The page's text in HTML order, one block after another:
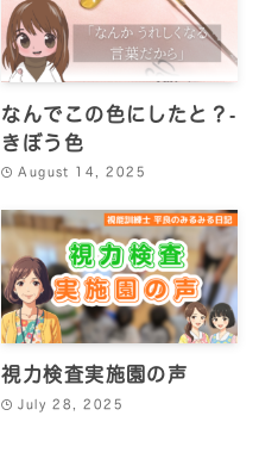
なんでこの色にしたと？‐
きぼう色
August 14, 2025
視力検査実施園の声
July 28, 2025